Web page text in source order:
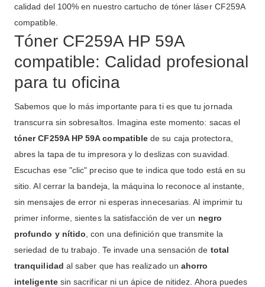
calidad del 100% en nuestro cartucho de tóner láser CF259A
compatible.
Tóner CF259A HP 59A
compatible: Calidad profesional
para tu oficina
Sabemos que lo más importante para ti es que tu jornada
transcurra sin sobresaltos. Imagina este momento: sacas el
tóner CF259A HP 59A compatible de su caja protectora,
abres la tapa de tu impresora y lo deslizas con suavidad.
Escuchas ese "clic" preciso que te indica que todo está en su
sitio. Al cerrar la bandeja, la máquina lo reconoce al instante,
sin mensajes de error ni esperas innecesarias. Al imprimir tu
primer informe, sientes la satisfacción de ver un negro
profundo y nítido , con una definición que transmite la
seriedad de tu trabajo. Te invade una sensación de total
tranquilidad al saber que has realizado unahorro
inteligentesin sacrificar ni un ápice de nitidez. Ahora puedes